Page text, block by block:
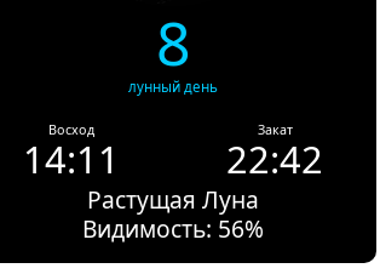
8
лунный день
Восход
14:11
Закат
22:42
Растущая Луна
Видимость: 56%